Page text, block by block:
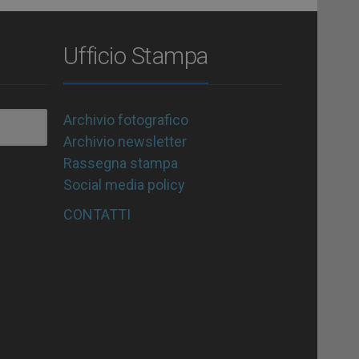
Ufficio Stampa
Archivio fotografico
Archivio newsletter
Rassegna stampa
Social media policy
CONTATTI